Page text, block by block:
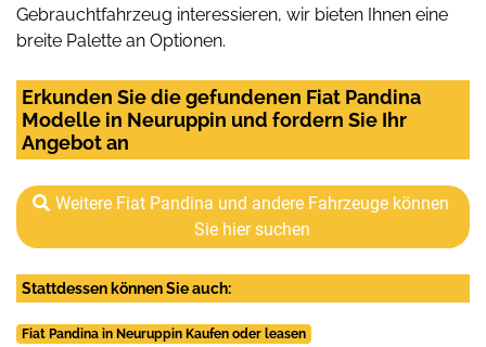
Gebrauchtfahrzeug interessieren, wir bieten Ihnen eine
breite Palette an Optionen.
Erkunden Sie die gefundenen Fiat Pandina
Modelle in Neuruppin und fordern Sie Ihr
Angebot an
Weitere Fiat Pandina und andere Fahrzeuge können
Sie hier suchen
Stattdessen können Sie auch:
Fiat Pandina in Neuruppin Kaufen oder leasen